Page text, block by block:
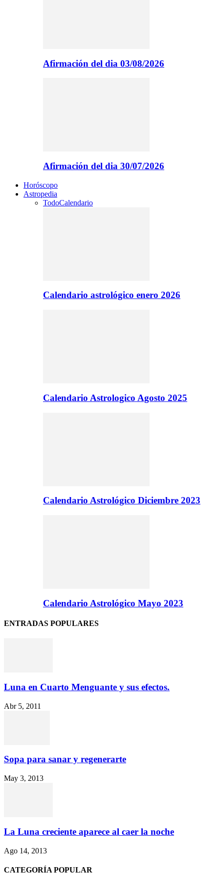
Afirmación del dia 03/08/2026
Afirmación del dia 30/07/2026
Horóscopo
Astropedia
TodoCalendario
Calendario astrológico enero 2026
Calendario Astrologico Agosto 2025
Calendario Astrológico Diciembre 2023
Calendario Astrológico Mayo 2023
ENTRADAS POPULARES
Luna en Cuarto Menguante y sus efectos.
Abr 5, 2011
Sopa para sanar y regenerarte
May 3, 2013
La Luna creciente aparece al caer la noche
Ago 14, 2013
CATEGORÍA POPULAR